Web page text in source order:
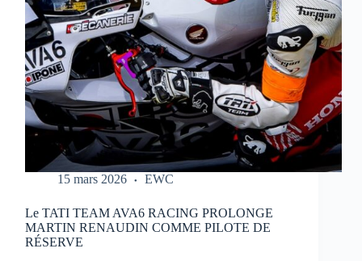
15 mars 2026 EWC
Le TATI TEAM AVA6 RACING PROLONGE
MARTIN RENAUDIN COMME PILOTE DE
RÉSERVE